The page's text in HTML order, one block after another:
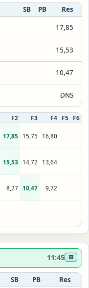
SB PB Res
17,85
15,53
10,47
DNS
F2 F3 F4 F5 F6
17,85 15,75 16,80
15,53 14,72 13,64
8,27 10,47 9,72
11:45 ⊞
SB PB Res